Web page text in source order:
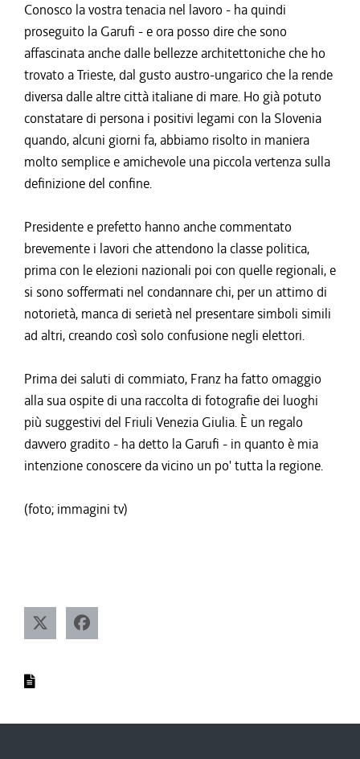
Conosco la vostra tenacia nel lavoro - ha quindi
proseguito la Garufi - e ora posso dire che sono
affascinata anche dalle bellezze architettoniche che ho
trovato a Trieste, dal gusto austro-ungarico che la rende
diversa dalle altre città italiane di mare. Ho già potuto
constatare di persona i positivi legami con la Slovenia
quando, alcuni giorni fa, abbiamo risolto in maniera
molto semplice e amichevole una piccola vertenza sulla
definizione del confine.
Presidente e prefetto hanno anche commentato
brevemente i lavori che attendono la classe politica,
prima con le elezioni nazionali poi con quelle regionali, e
si sono soffermati nel condannare chi, per un attimo di
notorietà, manca di serietà nel presentare simboli simili
ad altri, creando così solo confusione negli elettori.
Prima dei saluti di commiato, Franz ha fatto omaggio
alla sua ospite di una raccolta di fotografie dei luoghi
più suggestivi del Friuli Venezia Giulia. È un regalo
davvero gradito - ha detto la Garufi - in quanto è mia
intenzione conoscere da vicino un po' tutta la regione.
(foto; immagini tv)